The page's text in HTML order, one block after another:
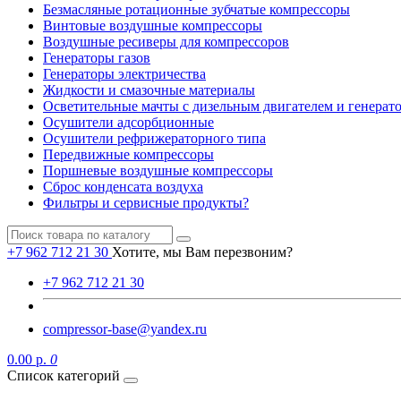
Безмасляные ротационные зубчатые компрессоры
Винтовые воздушные компрессоры
Воздушные ресиверы для компрессоров
Генераторы газов
Генераторы электричества
Жидкости и смазочные материалы
Осветительные мачты с дизельным двигателем и
Осушители адсорбционные
Осушители рефрижераторного типа
Передвижные компрессоры
Поршневые воздушные компрессоры
Сброс конденсата воздуха
Фильтры и сервисные продукты?
+7 962 712 21 30 Хотите, мы Вам перезвоним?
+7 962 712 21 30
compressor-base@yandex.ru
0.00 р. 0
Список категорий